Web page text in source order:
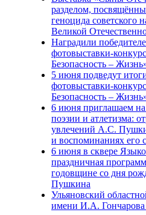
разделом,
геноцида советского
Великой
Наградили
фотовыставки-
Безопасность –
5 июня подведут
фотовыставки-
Безопасность –
6 июня приглашаем
поэзии и атлетизма:
увлечений А.С.
и воспоминаниях его
6 июня в сквере
праздничная
годовщине со дня
Пушкина
Ульяновский
имени И.А. Гончарова